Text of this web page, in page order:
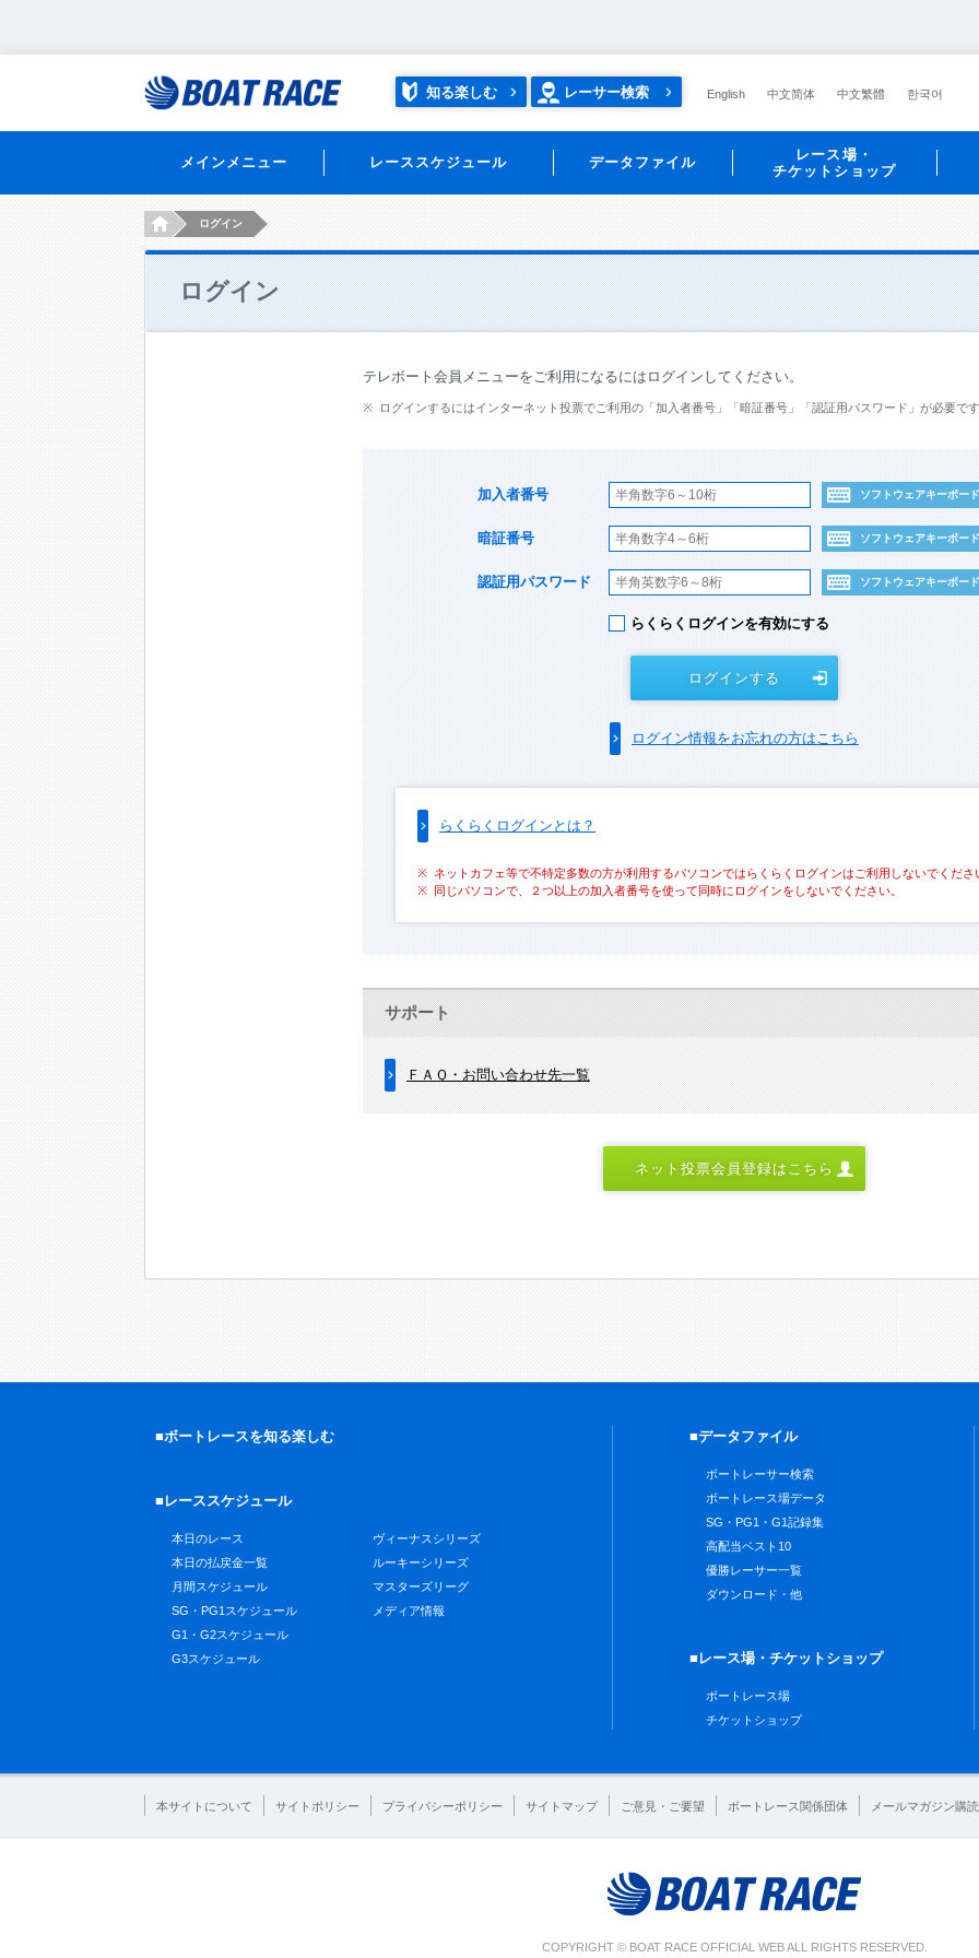
知る楽しむ レーサー検索 English 中文简体 中文繁體 한국어
メインメニュー レーススケジュール データファイル
レース場・
チケットショップ
HOMEログイン
ログイン
テレボート会員メニューをご利用になるにはログインしてください。
ログインするにはインターネット投票でご利用の「加入者番号」「暗証番号」「認証用パスワード」が必要です
加入者番号 ソフトウェアキーボード
暗証番号 ソフトウェアキーボード
認証用パスワード ソフトウェアキーボード
らくらくログインを有効にする
ログインする
ログイン情報をお忘れの方はこちら
らくらくログインとは？
ネットカフェ等で不特定多数の方が利用するパソコンではらくらくログインはご利用しないでくださ
同じパソコンで、２つ以上の加入者番号を使って同時にログインをしないでください。
サポート
ＦＡＱ・お問い合わせ先一覧
ネット投票会員登録はこちら
■ボートレースを知る楽しむ
■レーススケジュール
本日のレース
本日の払戻金一覧
月間スケジュール
SG・PG1スケジュール
G1・G2スケジュール
G3スケジュール
ヴィーナスシリーズ
ルーキーシリーズ
マスターズリーグ
メディア情報
■データファイル
ボートレーサー検索
ボートレース場データ
SG・PG1・G1記録集
高配当ベスト10
優勝レーサー一覧
ダウンロード・他
■レース場・チケットショップ
ボートレース場
チケットショップ
本サイトについて サイトポリシー プライバシーポリシー サイトマップ ご意見・ご要望 ボートレース関係団体 メールマガジン購読
COPYRIGHT © BOAT RACE OFFICIAL WEB ALL RIGHTS RESERVED.